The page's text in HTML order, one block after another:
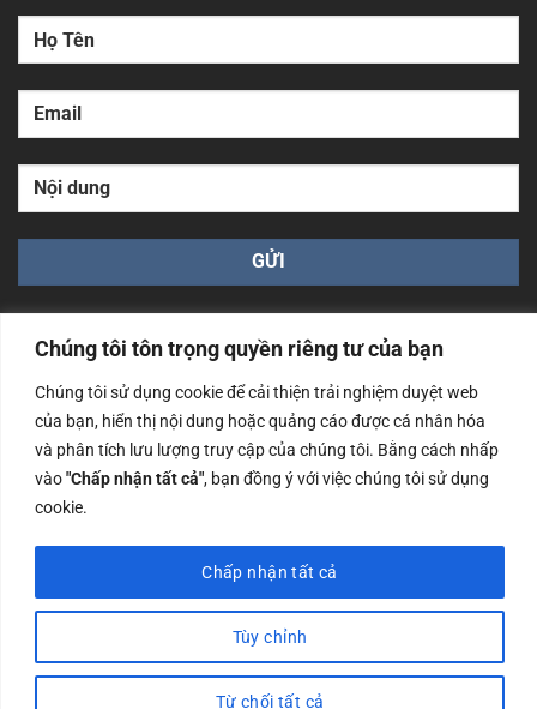
Chúng tôi tôn trọng quyền riêng tư của bạn
Chúng tôi sử dụng cookie để cải thiện trải nghiệm duyệt web
của bạn, hiển thị nội dung hoặc quảng cáo được cá nhân hóa
và phân tích lưu lượng truy cập của chúng tôi. Bằng cách nhấp
vào"Chấp nhận tất cả", bạn đồng ý với việc chúng tôi sử dụng
cookie.
Tùy chỉnh
Từ chối tất cả
Chấp nhận tất cả
Công ty TNHH Nam Bình Xương - Số ĐKKD: 0108783483
cấp ngày 14/06/2019 bởi Sở Kế Hoạch và Đầu Tư Tp. Hà
Nội
Copyrights @2023 Nam Binh Xuong. All Rights Reserved